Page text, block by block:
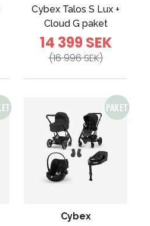
Cybex Talos S Lux +
Cloud G paket
14 399 SEK
(16 996 SEK)
Cybex